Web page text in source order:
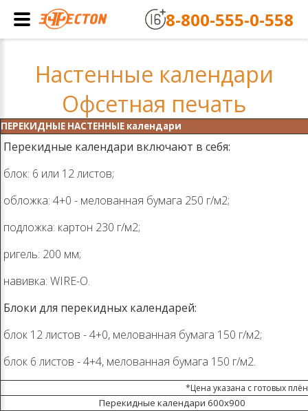
Настенные календари
Офсетная печать
ПЕРЕКИДНЫЕ НАСТЕННЫЕ календари
Перекидные календари включают в себя:
блок: 6 или 12 листов;
обложка: 4+0 - мелованная бумага 250 г/м2;
подложка: картон 230 г/м2;
ригель: 200 мм;
навивка: WIRE-O.
Блоки для перекидных календарей:
блок 12 листов - 4+0, мелованная бумага 150 г/м2;
блок 6 листов - 4+4, мелованная бумага 150 г/м2.
*Цена указана с готовых
Перекидные календари 600х900
8-800-555-0-558